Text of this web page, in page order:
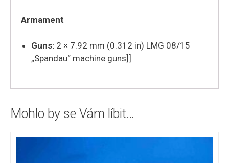
Armament
Guns: 2 × 7.92 mm (0.312 in) LMG 08/15
„Spandau“ machine guns]]
Mohlo by se Vám líbit…